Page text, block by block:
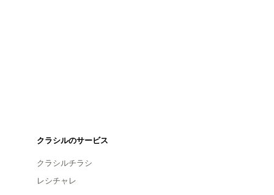
クラシルのサービス
クラシルチラシ
レシチャレ